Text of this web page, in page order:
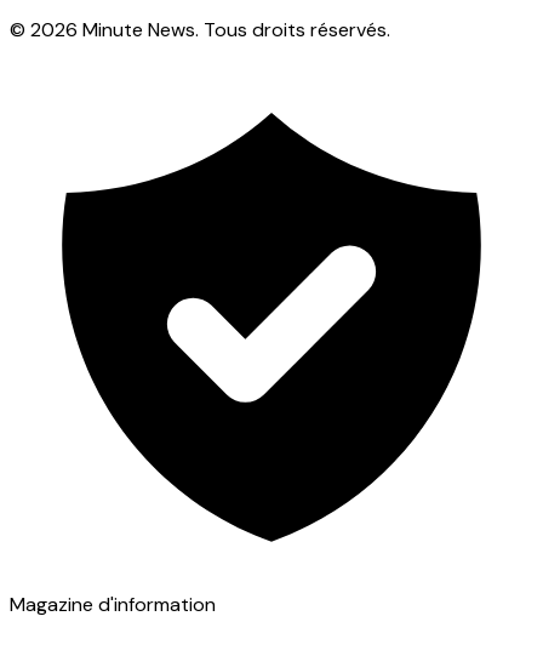
© 2026 Minute News. Tous droits réservés.
Magazine d'information